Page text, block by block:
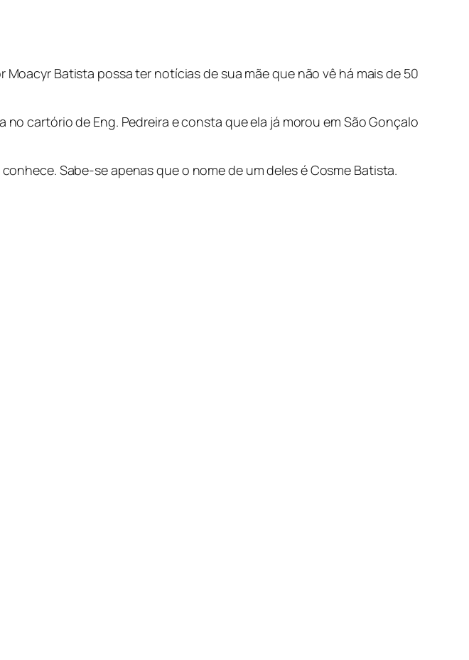
Batista possa ter notícias de sua mãe que não vê há mais de 50
cartório de Eng. Pedreira e consta que ela já morou em São Gonçalo
Sabe-se apenas que o nome de um deles é Cosme Batista.